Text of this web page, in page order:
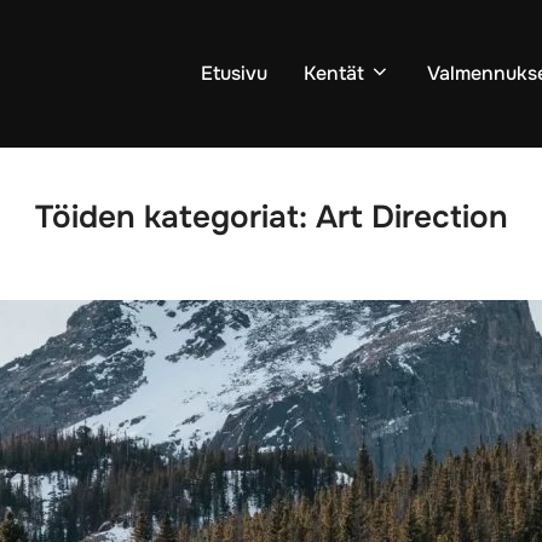
Etusivu Kentät
Töiden kategoriat: Art Direction